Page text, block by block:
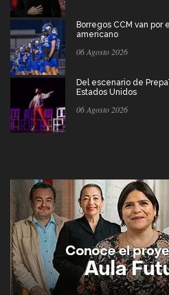
Borregos CCM van
americano
06 Agosto 2026
Del escenario de
Estados Unidos
06 Agosto 2026